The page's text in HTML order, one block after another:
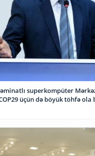
superkompüter
üçün də böyük töhfə ola